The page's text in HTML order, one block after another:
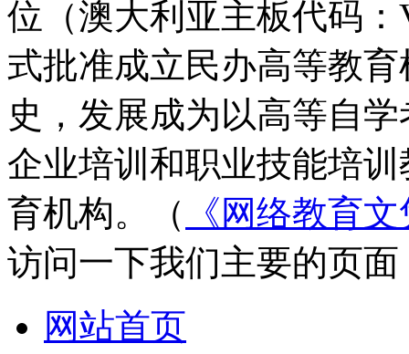
位（澳大利亚主板代码
式批准成立民办高等教
史，发展成为以高等自
企业培训和职业技能培
育机构。（
《网络教育
访问一下我们主要的页面
网站首页